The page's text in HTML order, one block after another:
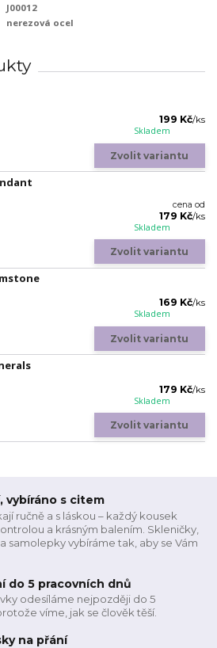
J00012
nerezová ocel
199 Kč/ks
Skladem
Zvolit variantu
cena od
179 Kč/ks
Skladem
Zvolit variantu
169 Kč/ks
Skladem
Zvolit variantu
179 Kč/ks
Skladem
Zvolit variantu
vybíráno s citem
ručně a s láskou – každý kousek
a krásným balením. Skleničky,
samolepky vybíráme tak, aby se Vám
do 5 pracovních dnů
odesíláme nejpozději do 5
víme, jak se člověk těší.
na přání